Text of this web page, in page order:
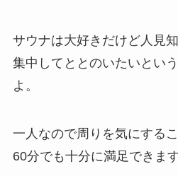
サウナは大好きだけど人見
集中してととのいたいとい
よ。
一人なので周りを気にする
60分でも十分に満足できま